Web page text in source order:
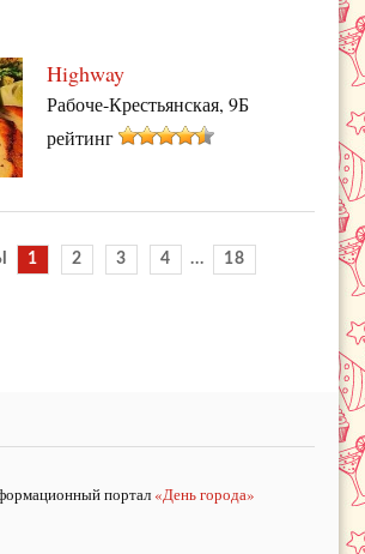
Highway
Рабоче-Крестьянская, 9Б
рейтинг
1 2 3 4 ... 18
портал «День города»